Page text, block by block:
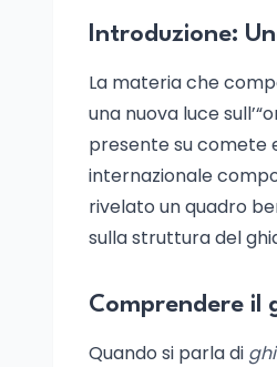
Introduzione:
La materia che
una nuova luce
presente su comete
internazionale
rivelato un quadro
sulla struttura del
Comprendere il
Quando si parla di